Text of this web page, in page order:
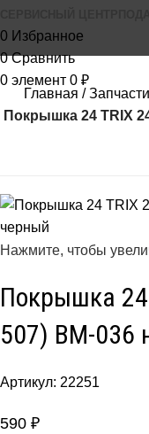
0 Избранное
0 Сравнить
0 элемент 0 ₽
Главная
Запчасти
Покрышка 24 TRIX
Нажмите, чтобы
Покрышка 24
507) BM-036
Артикул: 22251
590 ₽